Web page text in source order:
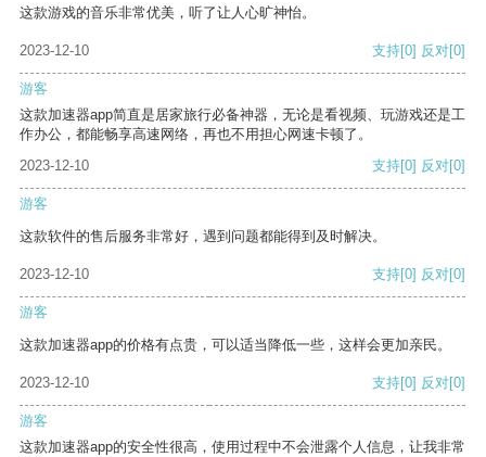
这款游戏的音乐非常优美，听了让人心旷神怡。
2023-12-10 支持[0] 反对[0]
游客
这款加速器app简直是居家旅行必备神器，无论是看视频、玩游戏还是工
作办公，都能畅享高速网络，再也不用担心网速卡顿了。
2023-12-10
支持[0] 反对[0]
游客
这款软件的售后服务非常好，遇到问题都能得到及时解决。
2023-12-10 支持[0] 反对[0]
游客
这款加速器app的价格有点贵，可以适当降低一些，这样会更加亲民。
2023-12-10 支持[0] 反对[0]
游客
这款加速器app的安全性很高，使用过程中不会泄露个人信息，让我非常